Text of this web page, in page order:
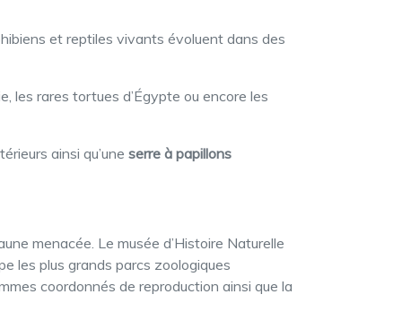
et reptiles vivants évoluent dans des
les rares tortues d’Égypte ou encore les
ainsi qu’une serre à papillons
menacée. Le musée d’Histoire Naturelle
les plus grands parcs zoologiques
coordonnés de reproduction ainsi que la